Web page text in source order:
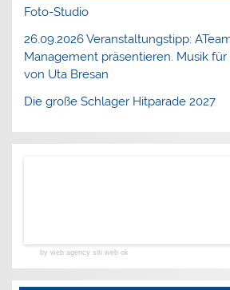
Foto-Studio
26.09.2026 Veranstaltungstipp:
Management präsentieren. Musik
von Uta Bresan
Die große Schlager Hitparade 2027
by web agency siti web ok